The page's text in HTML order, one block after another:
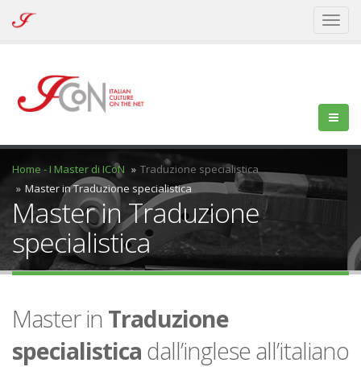
ICoN
On
the
Net
Home - I Master di ICoN
Traduzione specialistica
Master in Traduzione specialistica
Master in Traduzione
specialistica
Master in Traduzione
specialistica dall’inglese all’italiano